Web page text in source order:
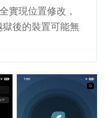
實現位置修改，
後的裝置可能無